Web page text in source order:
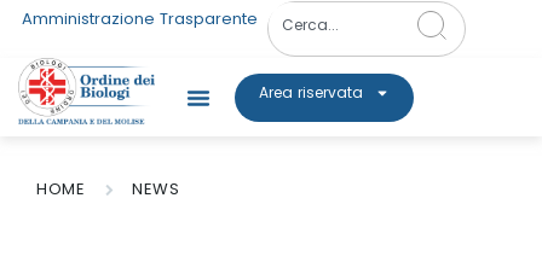
Amministrazione Trasparente
Area riservata
HOME NEWS